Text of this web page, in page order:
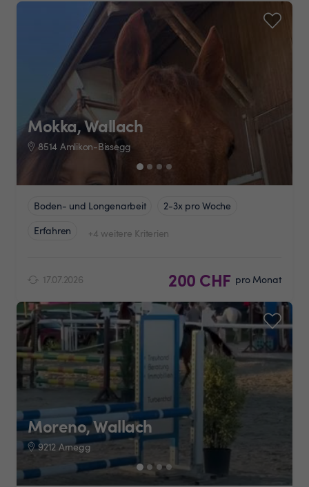
Mokka, Wallach
8514 Amlikon-Bissegg
Boden- und Longenarbeit
2-3x pro Woche
Erfahren
+4 weitere Kriterien
17.07.2026 200 CHF pro Monat
Moreno, Wallach
9212 Arnegg